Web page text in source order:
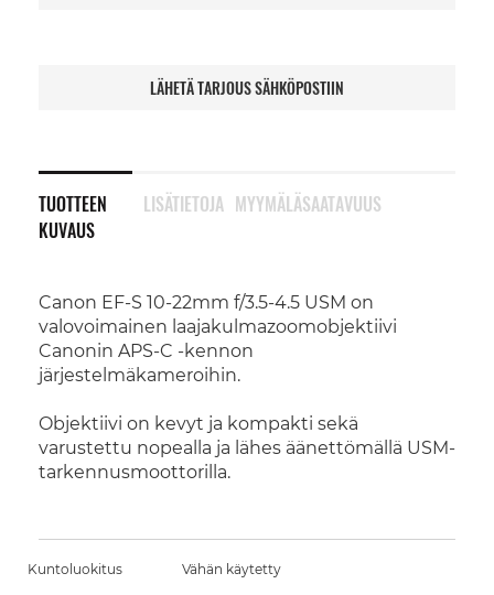
LÄHETÄ TARJOUS SÄHKÖPOSTIIN
TUOTTEEN
KUVAUS
Canon EF-S 10-22mm f/3.5-4.5 USM on
valovoimainen laajakulmazoomobjektiivi
Canonin APS-C -kennon
järjestelmäkameroihin.
Objektiivi on kevyt ja kompakti sekä
varustettu nopealla ja lähes äänettömällä USM-
tarkennusmoottorilla.
LISÄTIETOJA MYYMÄLÄSAATAVUUS
Kuntoluokitus Vähän käytetty